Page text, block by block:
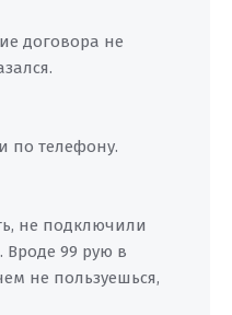
договора не
по телефону.
не подключили
Вроде 99 рую в
не пользуешься,